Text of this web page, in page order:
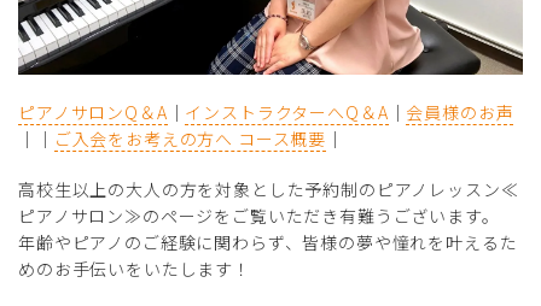
ピアノサロンQ＆A ｜ インストラクターへQ＆A ｜ 会員様のお声
｜｜ ご入会をお考えの方へ コース概要 ｜
高校生以上の大人の方を対象とした予約制のピアノレッスン≪
ピアノサロン≫のページをご覧いただき有難うございます。
年齢やピアノのご経験に関わらず、皆様の夢や憧れを叶えるた
めのお手伝いをいたします！